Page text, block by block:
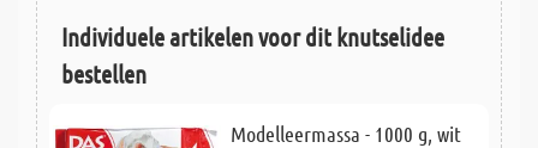
Individuele artikelen voor dit knutselidee
bestellen
Modelleermassa - 1000 g, wit